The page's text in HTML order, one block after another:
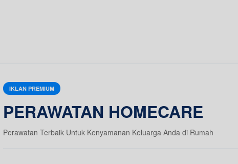
IKLAN PREMIUM
PERAWATAN HOMECARE
Perawatan Terbaik Untuk Kenyamanan Keluarga Anda di Rumah